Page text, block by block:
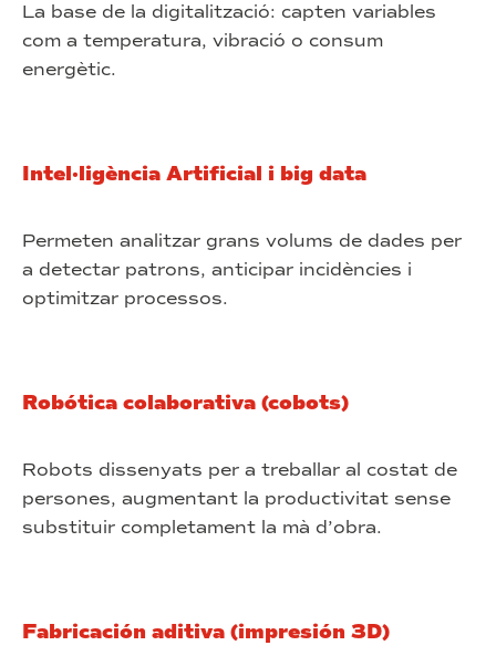
La base de la digitalització: capten variables
com a temperatura, vibració o consum
energètic.
Intel·ligència Artificial i big data
Permeten analitzar grans volums de dades per
a detectar patrons, anticipar incidències i
optimitzar processos.
Robótica colaborativa (cobots)
Robots dissenyats per a treballar al costat de
persones, augmentant la productivitat sense
substituir completament la mà d’obra.
Fabricación aditiva (impresión 3D)